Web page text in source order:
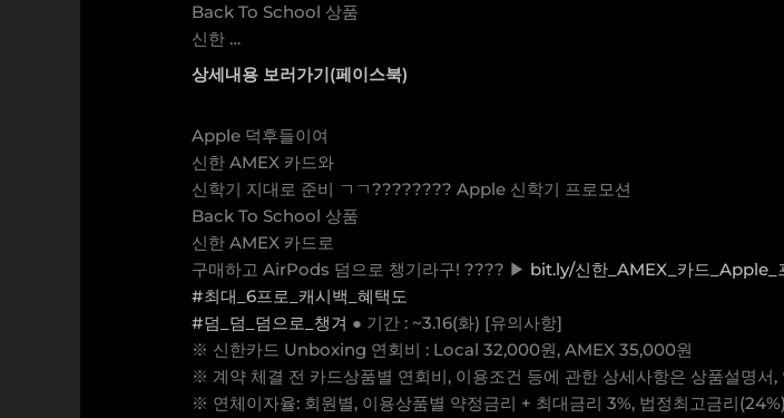
Back To School 상품
신한 …
상세내용 보러가기(페이스북)
Apple 덕후들이여
신한 AMEX 카드와
신학기 지대로 준비 ㄱㄱ???????? Apple 신학기 프로모션
Back To School 상품
신한 AMEX 카드로
구매하고 AirPods 덤으로 챙기라구! ???? ▶ bit.ly/신한_AMEX_카드_Apple_
#최대_6프로_캐시백_혜택도
#덤_덤_덤으로_챙겨 ● 기간 : ~3.16(화) [유의사항]
※ 신한카드 Unboxing 연회비 : Local 32,000원, AMEX 35,000원
※ 계약 체결 전 카드상품별 연회비, 이용조건 등에 관한 상세사항은 상품설명서
※ 연체이자율: 회원별, 이용상품별 약정금리 + 최대금리 3%, 법정최고금리